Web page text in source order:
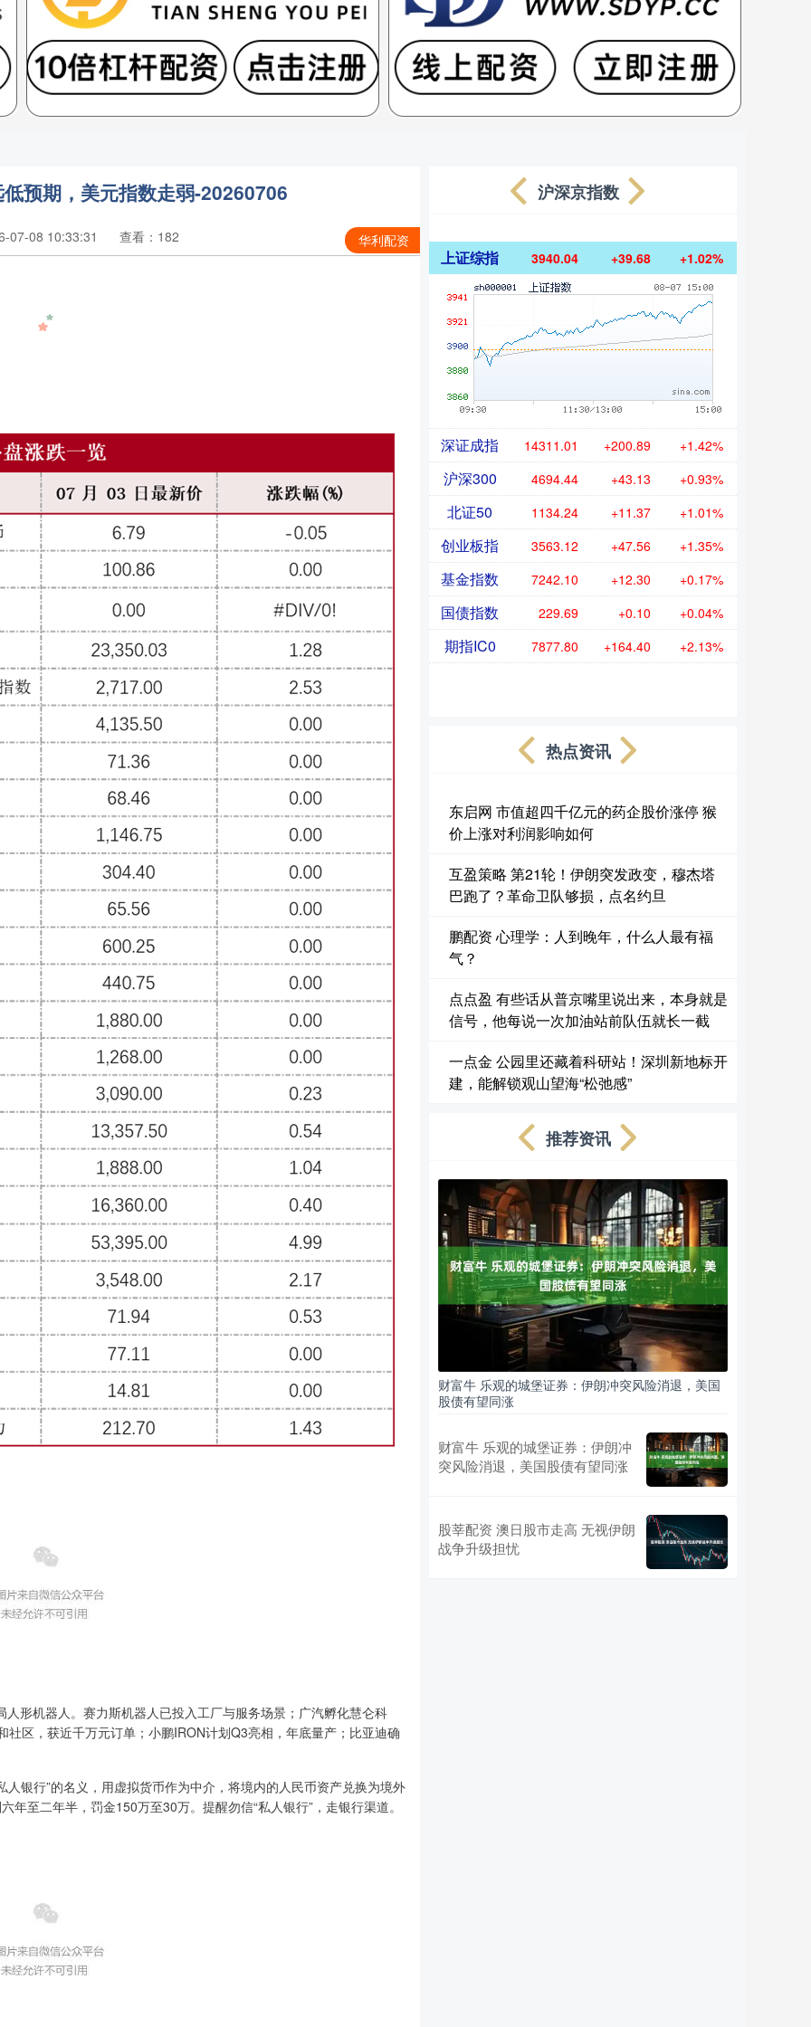
预期，美元指数走弱-20260706
华利配资
07-08 10:33:31 查看：182
形机器人。赛力斯机器人已投入工厂与服务场景；广汽孵化慧仑科
区，获近千万元订单；小鹏IRON计划Q3亮相，年底量产；比亚迪确
人银行”的名义，用虚拟货币作为中介，将境内的人民币资产兑换为境外
至二年半，罚金150万至30万。提醒勿信“私人银行”，走银行渠道。
沪深京指数
上证综指 3940.04 +39.68 +1.02%
深证成指 14311.01 +200.89 +1.42%
沪深300 4694.44 +43.13 +0.93%
北证50 1134.24 +11.37 +1.01%
创业板指 3563.12 +47.56 +1.35%
基金指数 7242.10 +12.30 +0.17%
国债指数 229.69 +0.10 +0.04%
期指IC0 7877.80 +164.40 +2.13%
热点资讯
东启网 市值超四千亿元的药企股价涨停 猴
价上涨对利润影响如何
互盈策略 第21轮！伊朗突发政变，穆杰塔
巴跑了？革命卫队够损，点名约旦
鹏配资 心理学：人到晚年，什么人最有福
气？
点点盈 有些话从普京嘴里说出来，本身就是
信号，他每说一次加油站前队伍就长一截
一点金 公园里还藏着科研站！深圳新地标开
建，能解锁观山望海“松弛感”
推荐资讯
财富牛 乐观的城堡证券：伊朗冲突风险消退，美国
股债有望同涨
财富牛 乐观的城堡证券：伊朗冲
突风险消退，美国股债有望同涨
股莘配资 澳日股市走高 无视伊朗
战争升级担忧